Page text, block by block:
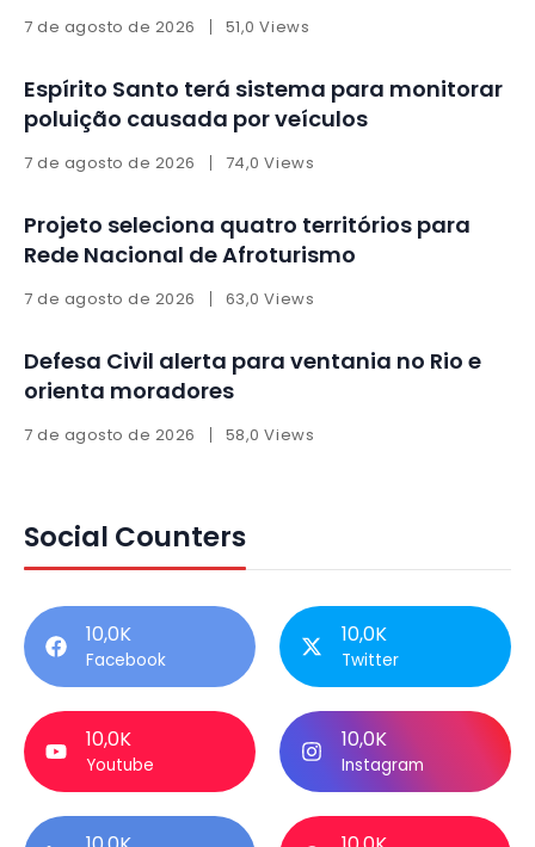
7 de agosto de 2026 51,0 Views
Espírito Santo terá sistema para monitorar
poluição causada por veículos
7 de agosto de 2026 74,0 Views
Projeto seleciona quatro territórios para
Rede Nacional de Afroturismo
7 de agosto de 2026 63,0 Views
Defesa Civil alerta para ventania no Rio e
orienta moradores
7 de agosto de 2026 58,0 Views
Social Counters
10,0K
Facebook
10,0K
Twitter
10,0K
Youtube
10,0K
Instagram